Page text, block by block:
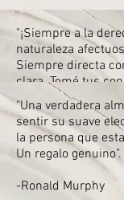
"¡Siempre a la
naturaleza
Siempre directa
clara. Tomé tus
vista y me
aprendí cuando
acontecimientos
tu amistad".
- Michele Medina
"Una verdadera
sentir su suave
la persona que
Un regalo genuino".
-Ronald Murphy